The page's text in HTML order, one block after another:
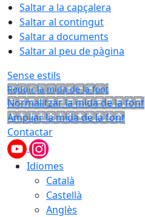
Saltar a la capçalera
Saltar al contingut
Saltar a documents
Saltar al peu de pàgina
Sense estils
Reduir la mida de la font
Normalitzar la mida de la font
Ampliar la mida de la font
Contactar
Idiomes
Català
Castellà
Anglès